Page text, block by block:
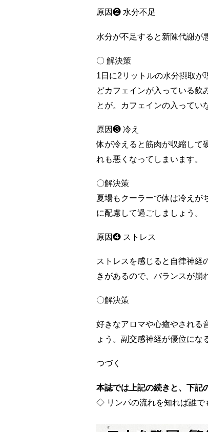
原因❷ 水分不足
水分が不足すると新陳代謝が
〇 解決策
1日に2リットルの水分摂取
どカフェインが入っている飲
とが。カフェインの入ってい
原因❸ 冷え
体が冷えると筋肉が収縮して
れも悪くなってしまいます。
〇解決策
夏場もクーラーで体は冷えが
に配慮して過ごしましょう。
原因❹ ストレス
ストレスを感じると自律神経
きがあるので、バランスが崩
〇解決策
好きなアロマや心癒やされる
ょう。副交感神経が優位にな
つづく
本誌では上記の続きと、下記
◇ リンパの流れを知れば誰で